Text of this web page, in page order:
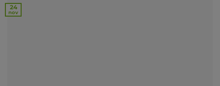
24
nov